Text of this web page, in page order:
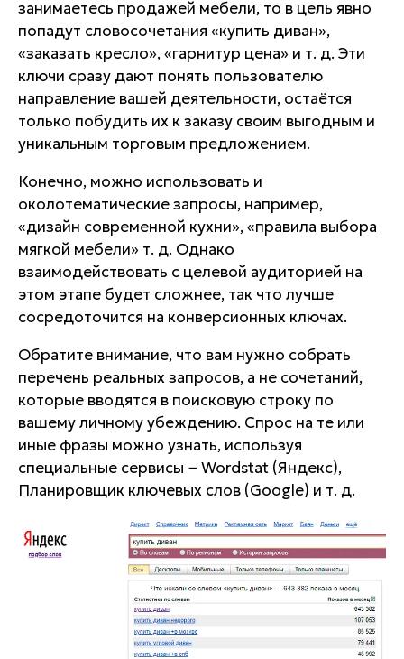
занимаетесь продажей мебели, то в цель явно
попадут словосочетания «купить диван»,
«заказать кресло», «гарнитур цена» и т. д. Эти
ключи сразу дают понять пользователю
направление вашей деятельности, остаётся
только побудить их к заказу своим выгодным и
уникальным торговым предложением.
Конечно, можно использовать и
околотематические запросы, например,
«дизайн современной кухни», «правила выбора
мягкой мебели» т. д. Однако
взаимодействовать с целевой аудиторией на
этом этапе будет сложнее, так что лучше
сосредоточится на конверсионных ключах.
Обратите внимание, что вам нужно собрать
перечень реальных запросов, а не сочетаний,
которые вводятся в поисковую строку по
вашему личному убеждению. Спрос на те или
иные фразы можно узнать, используя
специальные сервисы − Wordstat (Яндекс),
Планировщик ключевых слов (Google) и т. д.